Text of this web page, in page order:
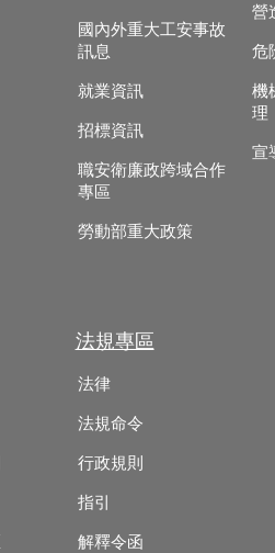
國內外重大工安事故
訊息
就業資訊
招標資訊
職安衛廉政跨域合作
專區
勞動部重大政策
營
危
機
理
宣
法規專區
法律
法規命令
行政規則
指引
解釋令函